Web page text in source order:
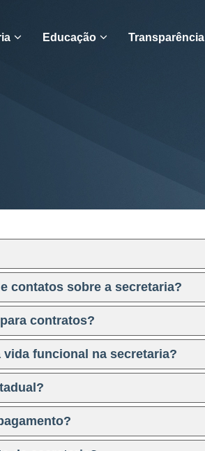
Educação Transparência
contatos sobre a secretaria?
contratos?
funcional na secretaria?